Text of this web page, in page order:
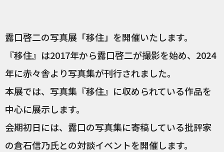
露口啓二の写真展「移住」を開催いたします。
『移住』は2017年から露口啓二が撮影を始め、2024
年に赤々舎より写真集が刊行されました。
本展では、写真集『移住』に収められている作品を
中心に展示します。
会期初日には、露口の写真集に寄稿している批評家
の倉石信乃氏との対談イベントを開催します。